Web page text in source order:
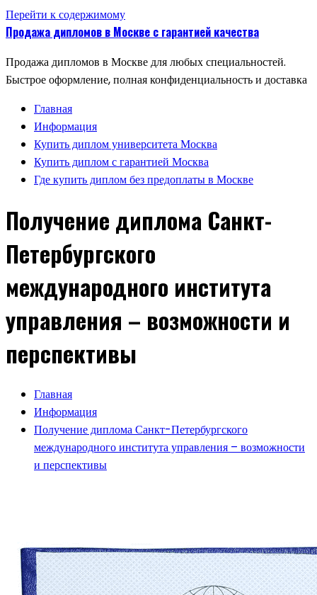
Перейти к содержимому
Продажа дипломов в Москве с гарантией качества
Продажа дипломов в Москве для любых специальностей.
Быстрое оформление, полная конфиденциальность и доставка
Главная
Информация
Купить диплом университета Москва
Купить диплом с гарантией Москва
Где купить диплом без предоплаты в Москве
Получение диплома Санкт-
Петербургского
международного института
управления – возможности и
перспективы
Главная
Информация
Получение диплома Санкт-Петербургского
международного института управления – возможности
и перспективы